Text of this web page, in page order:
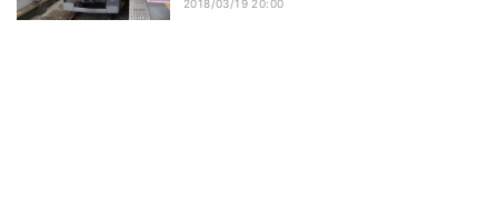
2018/03/19 20:00